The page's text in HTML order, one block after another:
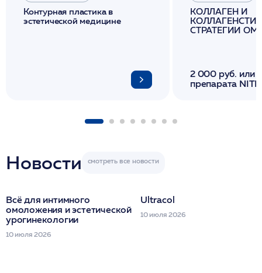
Контурная пластика в
эстетической медицине
КОЛЛАГЕН И
СТРАТЕГИИ
2 000 руб. или
препарата
Новости
Всё для интимного
омоложения и эстетической
урогинекологии
10 июля 2026
Ultracol
10 июля 2026